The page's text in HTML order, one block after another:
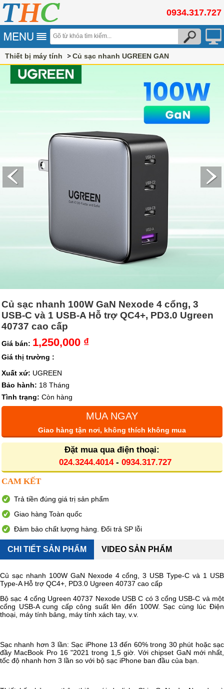
0934.317.727
Thiết bị máy tính Củ sạc nhanh UGREEN GAN
Củ sạc nhanh 100W GaN Nexode 4 cổng, 3
USB-C và 1 USB-A Hỗ trợ QC4+, PD3.0 Ugreen
40737 cao cấp
Giá bán: 1,250,000 ₫
Giá thị trường :
Xuất xứ: UGREEN
Bảo hành: 18 Tháng
Tình trạng: Còn hàng
MUA NGAY
Giao hàng tận nơi, không thích không mua
Đặt mua qua điện thoại:
024.3244.4014- 0934.317.727
CAM KẾT
Trả tiền đúng giá trị sản phẩm
Giao hàng Toàn quốc
Đảm bảo chất lượng hàng. Đổi trả SP lỗi
CHI TIẾT SẢN PHẨM VIDEO SẢN PHẨM
Củ sạc nhanh 100W GaN Nexode 4 cổng, 3 USB Type-C và 1 USB
Type-A Hỗ trợ QC4+, PD3.0 Ugreen 40737 cao cấp
Bộ sạc 4 cổng Ugreen 40737 Nexode USB C có 3 cổng USB-C và một
cổng USB-A cung cấp công suất lên đến 100W. Sạc cùng lúc Điện
thoại, máy tính bảng, máy tính xách tay, v.v.
Sạc nhanh hơn 3 lần: Sạc iPhone 13 đến 60% trong 30 phút hoặc sạc
đầy MacBook Pro 16 "2021 trong 1,5 giờ. Với chipset GaN mới nhất,
tốc độ nhanh hơn 3 lần so với bộ sạc iPhone ban đầu của bạn.